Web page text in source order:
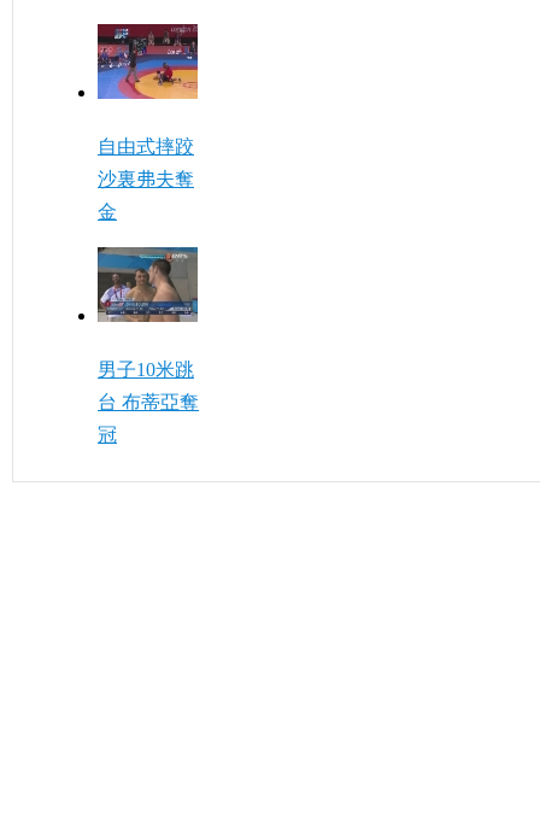
自由式摔跤
沙裏弗夫奪
金
男子10米跳
台 布蒂亞奪
冠